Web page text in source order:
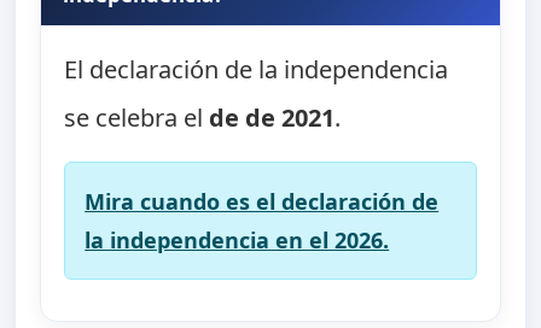
El declaración de la independencia
se celebra el de de 2021.
Mira cuando es el declaración de
la independencia en el 2026.